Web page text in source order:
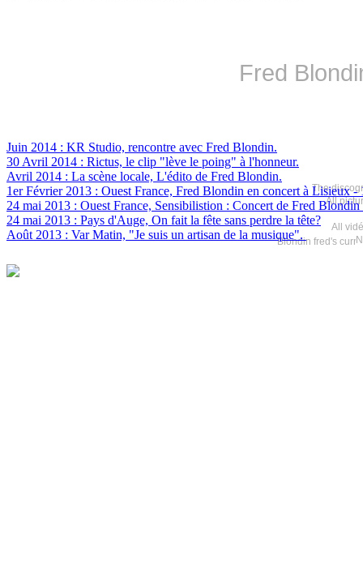
Fred
The
All
Blondin fred's
Juin 2014 : KR Studio, rencontre avec Fred Blondin.
30 Avril 2014 : Rictus, le clip "lève le poing" à l'honneur.
Avril 2014 : La scène locale, L'édito de Fred Blondin.
1er Février 2013 : Ouest France, Fred Blondin en concert à Lisieux-
24 mai 2013 : Ouest France, Sensibilistion : Concert de Fred
24 mai 2013 : Pays d'Auge, On fait la fête sans perdre la tête?
Août 2013 : Var Matin, "Je suis un artisan de la musique".
All